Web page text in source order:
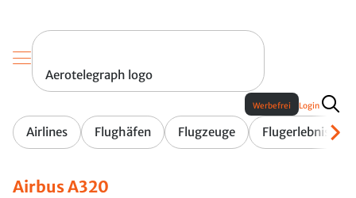
Aerotelegraph logo
Airlines Flughäfen Flugzeuge Flugerlebnis
Werbefrei Login
Airbus A320